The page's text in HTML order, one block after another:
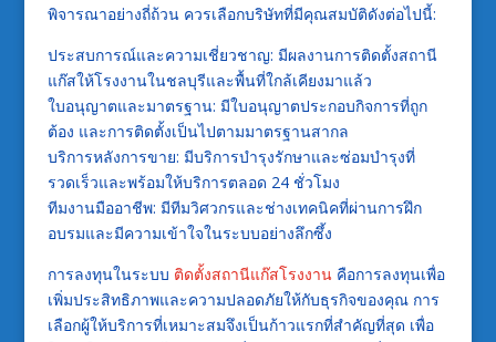
พิจารณาอย่างถี่ถ้วน ควรเลือกบริษัทที่มีคุณสมบัติดังต่อไปนี้:
ประสบการณ์และความเชี่ยวชาญ: มีผลงานการติดตั้งสถานี
แก๊สให้โรงงานในชลบุรีและพื้นที่ใกล้เคียงมาแล้ว
ใบอนุญาตและมาตรฐาน: มีใบอนุญาตประกอบกิจการที่ถูก
ต้อง และการติดตั้งเป็นไปตามมาตรฐานสากล
บริการหลังการขาย: มีบริการบำรุงรักษาและซ่อมบำรุงที่
รวดเร็วและพร้อมให้บริการตลอด 24 ชั่วโมง
ทีมงานมืออาชีพ: มีทีมวิศวกรและช่างเทคนิคที่ผ่านการฝึก
อบรมและมีความเข้าใจในระบบอย่างลึกซึ้ง
การลงทุนในระบบ ติดตั้งสถานีแก๊สโรงงานคือการลงทุนเพื่อ
เพิ่มประสิทธิภาพและความปลอดภัยให้กับธุรกิจของคุณ การ
เลือกผู้ให้บริการที่เหมาะสมจึงเป็นก้าวแรกที่สำคัญที่สุด เพื่อ